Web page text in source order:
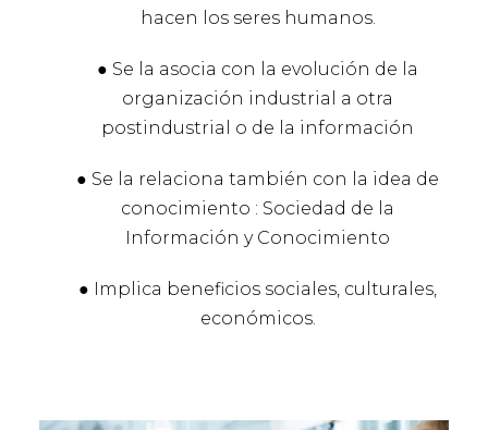
hacen los seres humanos.
● Se la asocia con la evolución de la
organización industrial a otra
postindustrial o de la información
● Se la relaciona también con la idea de
conocimiento : Sociedad de la
Información y Conocimiento
● Implica beneficios sociales, culturales,
económicos.